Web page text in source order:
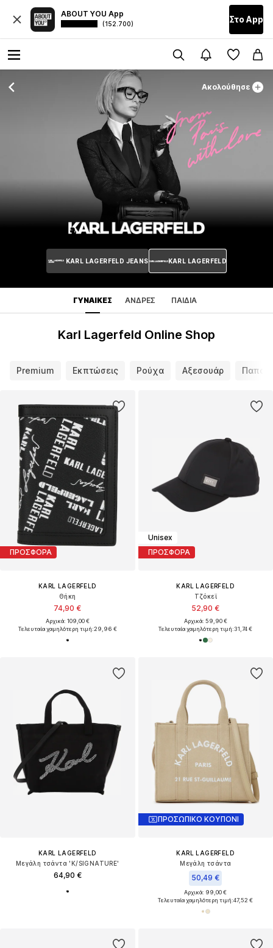
ABOUT YOU App
(152.700) Στο Αpp
Ακολούθησε
KARL LAGERFELD JEANS KARL LAGERFELD
ΓΥΝΑΊΚΕΣ ΆΝΔΡΕΣ ΠΑΙΔΙΆ
Karl Lagerfeld Online Shop
Premium Εκπτώσεις Ρούχα Αξεσουάρ
ΠΡΟΣΦΟΡΑ
KARL LAGERFELD
Θήκη
74,90 €
Αρχικά: 109,00 €
Τελευταία χαμηλότερη τιμή:29,96 €
Unisex
ΠΡΟΣΦΟΡΑ
KARL LAGERFELD
Τζόκεϊ
52,90 €
Αρχικά: 59,90 €
Τελευταία χαμηλότερη τιμή:31,74 €
KARL LAGERFELD
Μεγάλη τσάντα 'K/SIGNATURE'
64,90 €
ΠΡΟΣΩΠΙΚΟ ΚΟΥΠΟΝΙ
KARL LAGERFELD
Μεγάλη τσάντα
50,49 €
Αρχικά: 99,00 €
Τελευταία χαμηλότερη τιμή:47,52 €